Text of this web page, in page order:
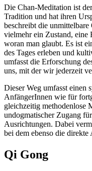
Die Chan-Meditation ist
Tradition und hat ihren
beschreibt die
vielmehr ein Zustand, eine
woran man glaubt. Es ist
des Tages erleben und
umfasst die Erforschung
uns, mit der wir jederzeit
Dieser Weg umfasst einen
AnfängerInnen wie für
gleichzeitig methodenlose
undogmatischer Zugang
Ausrichtungen. Dabei
bei dem ebenso die
Qi Gong